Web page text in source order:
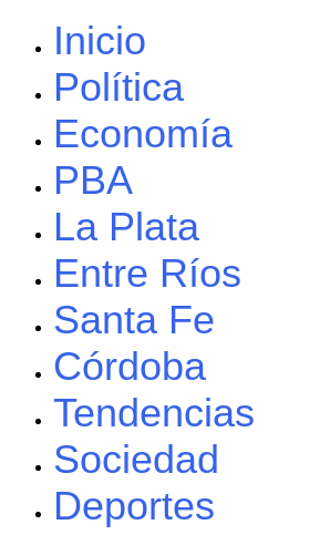
Inicio
Política
Economía
PBA
La Plata
Entre Ríos
Santa Fe
Córdoba
Tendencias
Sociedad
Deportes